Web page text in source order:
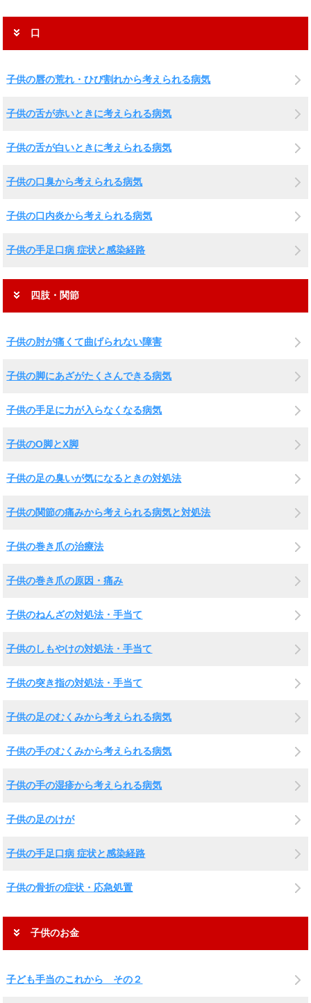
口
子供の唇の荒れ・ひび割れから考えられる病気
子供の舌が赤いときに考えられる病気
子供の舌が白いときに考えられる病気
子供の口臭から考えられる病気
子供の口内炎から考えられる病気
子供の手足口病 症状と感染経路
四肢・関節
子供の肘が痛くて曲げられない障害
子供の脚にあざがたくさんできる病気
子供の手足に力が入らなくなる病気
子供のO脚とX脚
子供の足の臭いが気になるときの対処法
子供の関節の痛みから考えられる病気と対処法
子供の巻き爪の治療法
子供の巻き爪の原因・痛み
子供のねんざの対処法・手当て
子供のしもやけの対処法・手当て
子供の突き指の対処法・手当て
子供の足のむくみから考えられる病気
子供の手のむくみから考えられる病気
子供の手の湿疹から考えられる病気
子供の足のけが
子供の手足口病 症状と感染経路
子供の骨折の症状・応急処置
子供のお金
子ども手当のこれから その２